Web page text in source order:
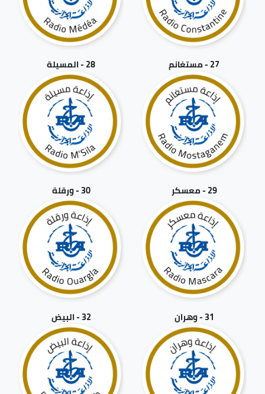
27 - مستغانم 28 - المسيلة
29 - معسكر 30 - ورقلة
31 - وهران 32 - البيض